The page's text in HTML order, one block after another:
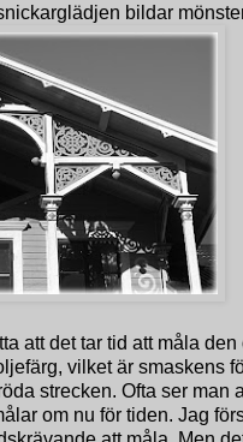
bildar
att det tar tid att måla den
vilket är smaskens
strecken. Ofta ser man
om nu för tiden. Jag